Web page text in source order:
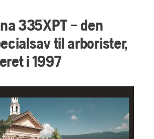
335XPT – den
til arborister,
i 1997